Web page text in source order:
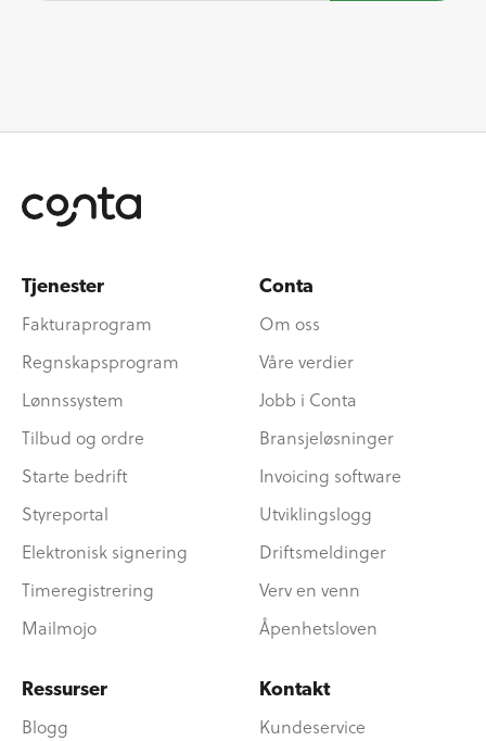
Tjenester
Fakturaprogram
Regnskapsprogram
Lønnssystem
Tilbud og ordre
Starte bedrift
Styreportal
Elektronisk signering
Timeregistrering
Mailmojo
Conta
Om oss
Våre verdier
Jobb i Conta
Bransjeløsninger
Invoicing software
Utviklingslogg
Driftsmeldinger
Verv en venn
Åpenhetsloven
Ressurser
Blogg
Kontakt
Kundeservice